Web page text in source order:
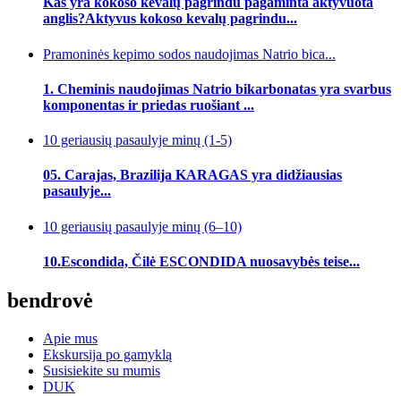
anglis?Aktyvus kokoso kevalų pagrindu...
Pramoninės kepimo sodos naudojimas Natrio bica...
1. Cheminis naudojimas Natrio bikarbonatas yra svarbus
komponentas ir priedas ruošiant ...
10 geriausių pasaulyje minų (1-5)
05. Carajas, Brazilija KARAGAS yra didžiausias
pasaulyje...
10 geriausių pasaulyje minų (6–10)
10.Escondida, Čilė ESCONDIDA nuosavybės teise...
bendrovė
Apie mus
Ekskursija po gamyklą
Susisiekite su mumis
DUK